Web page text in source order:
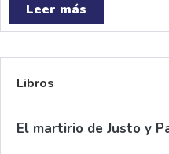
Leer más
Libros
El martirio de Justo y